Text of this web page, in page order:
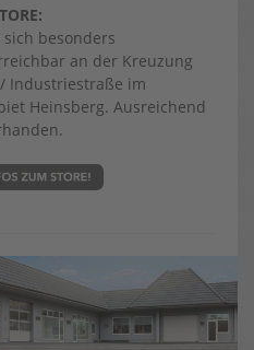
besonders
an der Kreuzung
Industriestraße im
Heinsberg. Ausreichend